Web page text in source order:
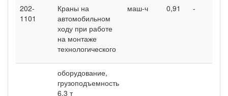
202-
1101
Краны на
автомобильном
ходу при работе
на монтаже
технологического
маш-ч 0,91 -
оборудование,
грузоподъемность
6,3 т